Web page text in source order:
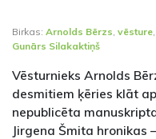
Birkas: Arnolds Bērzs vēsture
Gunārs Silakaktiņš
Vēsturnieks Arnolds
desmitiem ķēries klāt
nepublicēta
Jirgena Šmita hronikas